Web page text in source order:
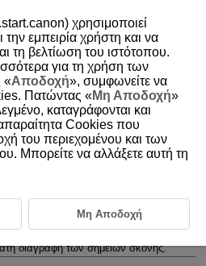
εικόνες τα δεδομένα εξάλειψης σκόνης
σημείων σκόνης. Τα δεδομένα
διαγραφή των σημείων σκόνης.
χρησιμοποιεί
εμπειρία χρήστη και να
τη βελτίωση του ιστότοπου.
για τη χρήση των
«Αποδοχή», συμφωνείτε να
Πατώντας «Μη Αποδοχή»
καταγράφονται και
Cookies που
του περιεχομένου και των
Μπορείτε να αλλάξετε αυτή τη
Μη Αποδοχή